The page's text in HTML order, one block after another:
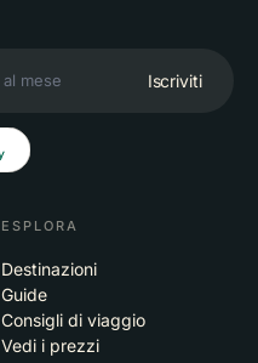
Iscriviti
ESPLORA
Destinazioni
Guide
Consigli di viaggio
Vedi i prezzi